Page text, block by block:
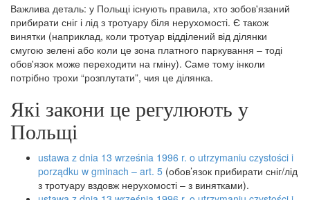
Важлива деталь: у Польщі існують правила, хто зобов'язаний
прибирати сніг і лід з тротуару біля нерухомості. Є також
винятки (наприклад, коли тротуар відділений від ділянки
смугою зелені або коли це зона платного паркування – тоді
обов'язок може переходити на гміну). Саме тому інколи
потрібно трохи “розплутати”, чия це ділянка.
Які закони це регулюють у
Польщі
ustawa z dnia 13 września 1996 r. o utrzymaniu czystości i
porządku w gminach – art. 5 (обов’язок прибирати сніг/лід
з тротуару вздовж нерухомості – з винятками).